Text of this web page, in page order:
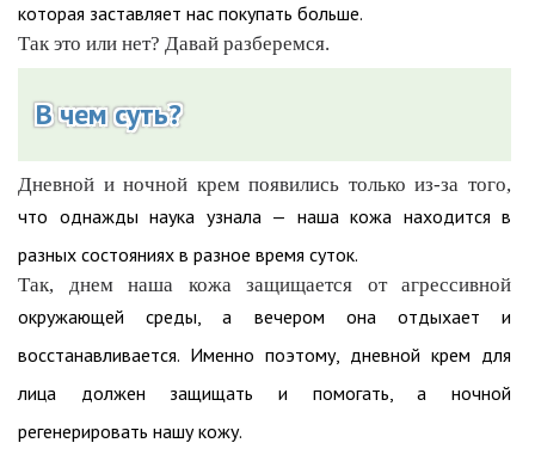
которая заставляет нас покупать больше.
Так это или нет? Давай разберемся.
В чем суть?
Дневной и ночной крем появились только из-за того,
что однажды наука узнала — наша кожа находится в
разных состояниях в разное время суток.
Так, днем наша кожа защищается от агрессивной
окружающей среды, а вечером она отдыхает и
восстанавливается. Именно поэтому, дневной крем для
лица должен защищать и помогать, а ночной
регенерировать нашу кожу.